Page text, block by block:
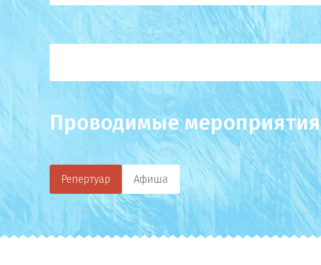
Проводимые мероприятия
Репертуар Афиша